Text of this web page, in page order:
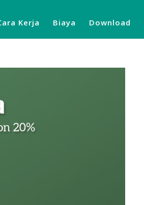
Kerja Biaya Download